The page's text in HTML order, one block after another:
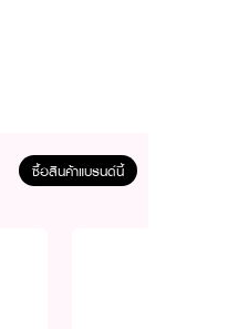
ซื้อสินค้าแบรนด์นี้